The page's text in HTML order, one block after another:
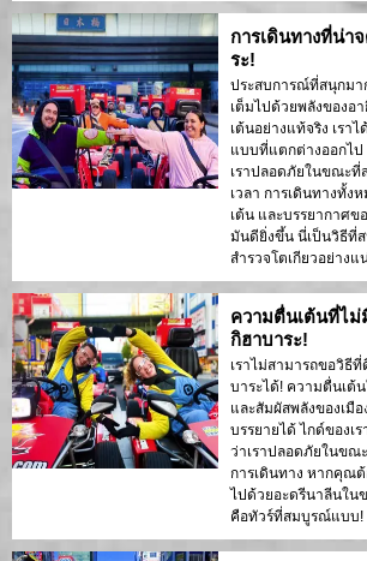
การเดินทางที่น่า
ระ!
ประสบการณ์ที่สนุกมา
เต็มไปด้วยพลังของอ
เต้นอย่างแท้จริง เรา
แบบที่แตกต่างออกไป
เราปลอดภัยในขณะที่
เวลา การเดินทางทั้
เต้น และบรรยากาศ
มันดียิ่งขึ้น นี่เป็นวิธีที่
สำรวจโตเกียวอย่างแ
ความตื่นเต้นที่ไม่
กิฮาบาระ!
เราไม่สามารถขอวิธี
บาระได้! ความตื่นเต้
และสัมผัสพลังของเมื
บรรยายได้ ไกด์ของเ
ว่าเราปลอดภัยในขณ
การเดินทาง หากคุณ
ไปด้วยอะดรีนาลีนใน
คือทัวร์ที่สมบูรณ์แบบ!